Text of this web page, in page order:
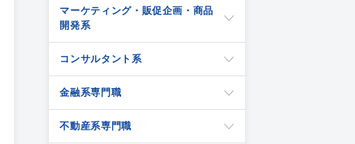
マーケティング・販促企画・商品
開発系
コンサルタント系
金融系専門職
不動産系専門職